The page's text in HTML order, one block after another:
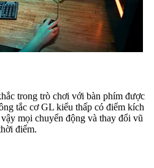
trong trò chơi với bàn phím được
tắc cơ GL kiểu thấp có điểm kích
mọi chuyển động và thay đổi vũ
điểm.